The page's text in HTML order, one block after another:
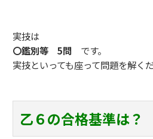
実技は
〇鑑別等 5問 です。
実技といっても座って問題を解く
乙６の合格基準は？